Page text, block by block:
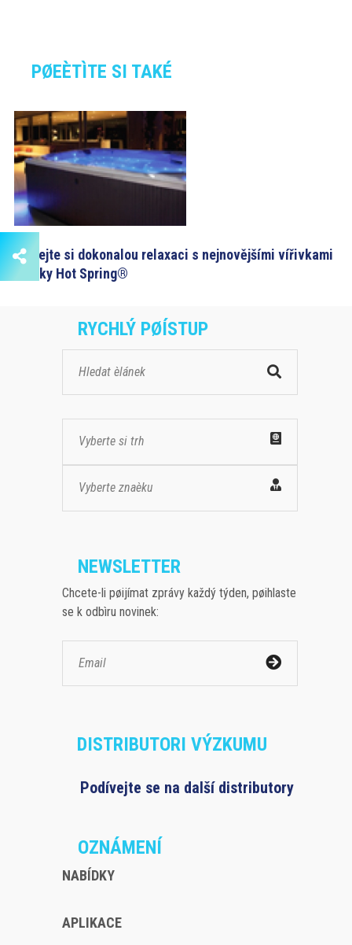
PØEÈTÌTE SI TAKÉ
Dopřejte si dokonalou relaxaci s nejnovějšími vířivkami
značky Hot Spring®
RYCHLÝ PØÍSTUP
Vyberte si trh
Vyberte znaèku
NEWSLETTER
Chcete-li pøijímat zprávy každý týden, pøihlaste
se k odbìru novinek:
DISTRIBUTORI VÝZKUMU
Podívejte se na další distributory
OZNÁMENÍ
NABÍDKY
APLIKACE